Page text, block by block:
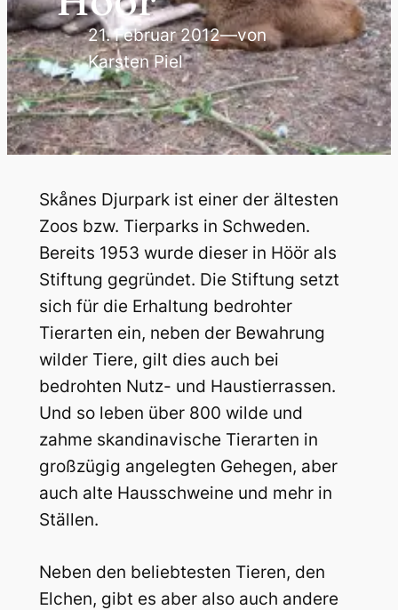
21. Februar 2012—von
Karsten Piel
Skånes Djurpark ist einer der ältesten
Zoos bzw. Tierparks in Schweden.
Bereits 1953 wurde dieser in Höör als
Stiftung gegründet. Die Stiftung setzt
sich für die Erhaltung bedrohter
Tierarten ein, neben der Bewahrung
wilder Tiere, gilt dies auch bei
bedrohten Nutz- und Haustierrassen.
Und so leben über 800 wilde und
zahme skandinavische Tierarten in
großzügig angelegten Gehegen, aber
auch alte Hausschweine und mehr in
Ställen.
Neben den beliebtesten Tieren, den
Elchen, gibt es aber also auch andere